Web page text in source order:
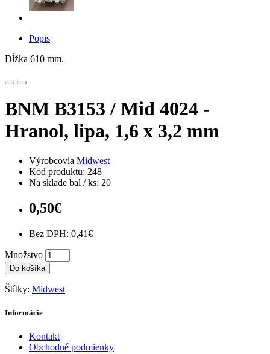
Popis
Dĺžka 610 mm.
BNM B3153 / Mid 4024 -
Hranol, lipa, 1,6 x 3,2 mm
Výrobcovia Midwest
Kód produktu: 248
Na sklade bal / ks: 20
0,50€
Bez DPH: 0,41€
Množstvo
Do košíka
Štítky: Midwest
Informácie
Kontakt
Obchodné podmienky